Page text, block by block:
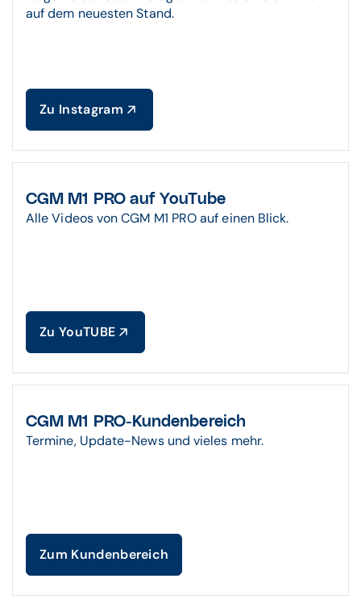
auf dem neuesten Stand.
Zu Instagram
CGM M1 PRO auf YouTube
Alle Videos von CGM M1 PRO auf einen Blick.
Zu YouTUBE
CGM M1 PRO-Kundenbereich
Termine, Update-News und vieles mehr.
Zum Kundenbereich